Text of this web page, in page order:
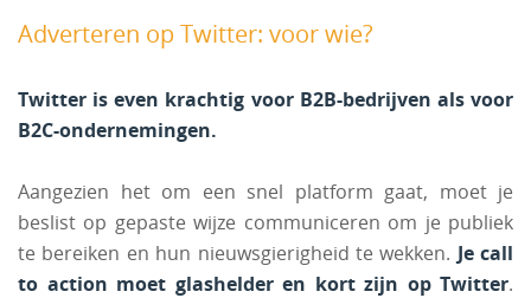
Adverteren op Twitter: voor wie?
Twitter is even krachtig voor B2B-bedrijven als voor
B2C-ondernemingen.
Aangezien het om een snel platform gaat, moet je
beslist op gepaste wijze communiceren om je publiek
te bereiken en hun nieuwsgierigheid te wekken. Je call
to action moet glashelder en kort zijn op Twitter.